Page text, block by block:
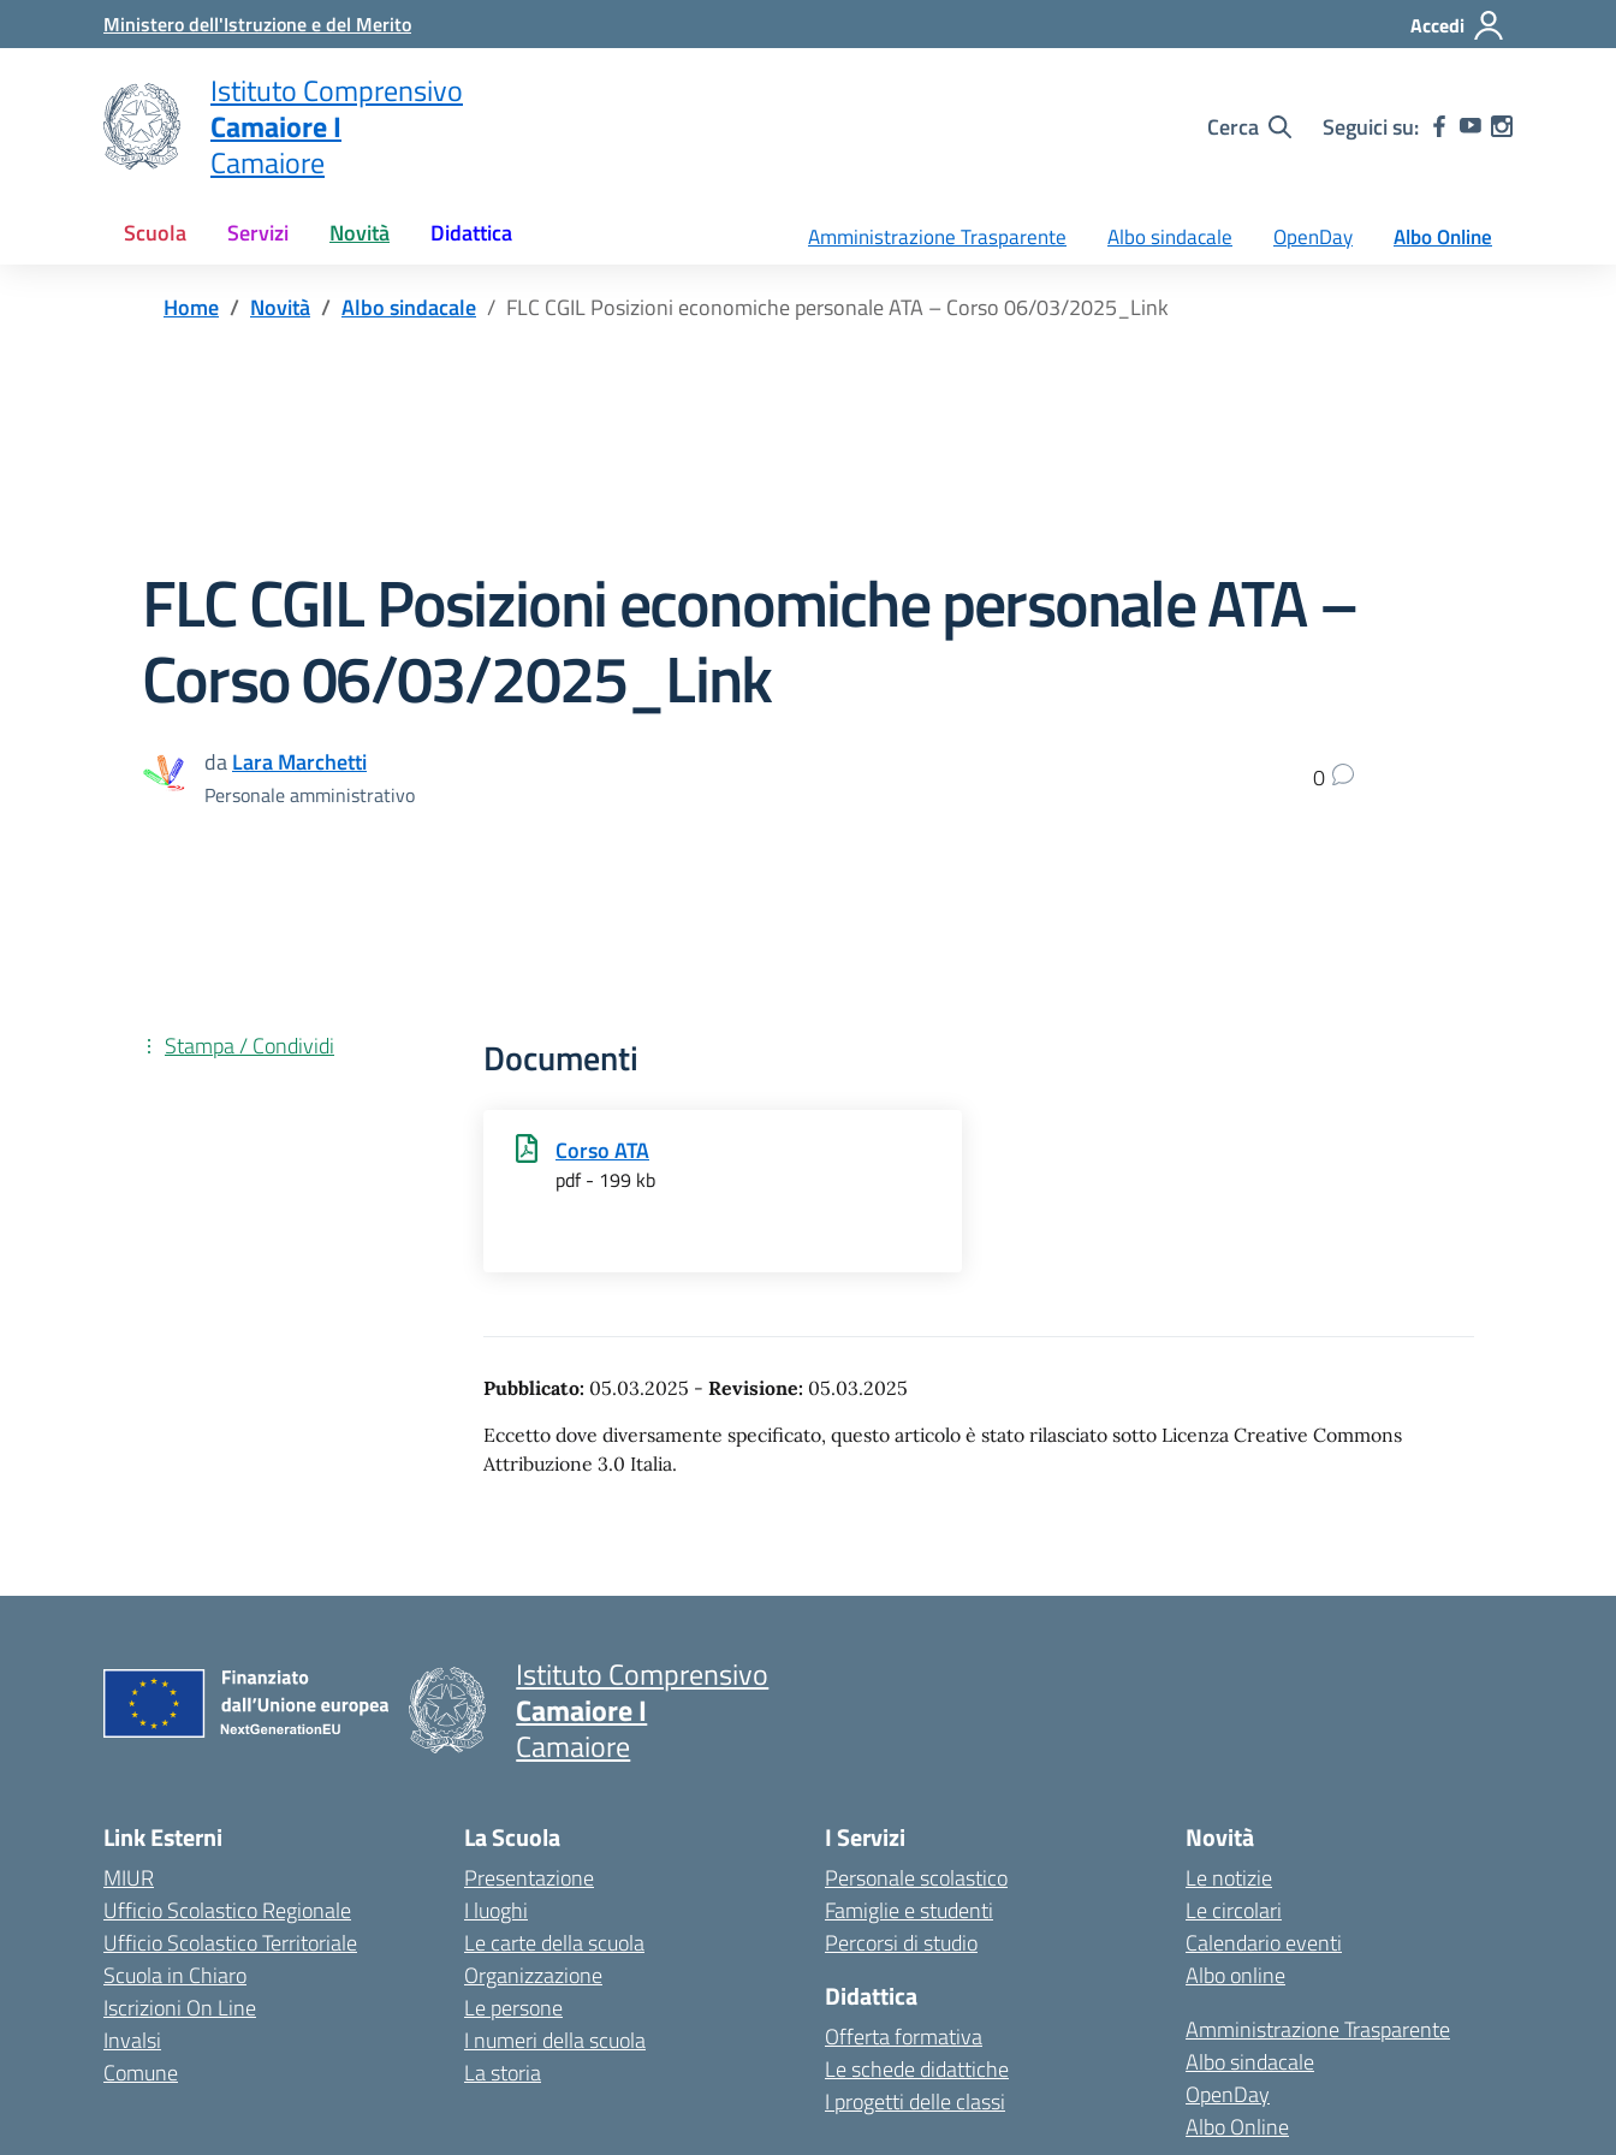
Vai ai contenuti
Vai al menu di navigazione
Ministero dell'Istruzione e del Merito Accedi
Istituto Comprensivo
Camaiore I
Camaiore
Cerca Seguici su:
Scuola Servizi Novità Didattica Amministrazione Trasparente Albo sindacale OpenDay Albo Online
Home Novità Albo sindacale FLC CGIL Posizioni economiche personale ATA – Corso 06/03/2025_Link
FLC CGIL Posizioni economiche personale ATA –
Corso 06/03/2025_Link
daLara Marchetti
Personale amministrativo
0
Documenti
Corso ATA
pdf - 199 kb
Pubblicato: 05.03.2025 - Revisione: 05.03.2025
Eccetto dove diversamente specificato, questo articolo è stato rilasciato sotto Licenza Creative Commons
Attribuzione 3.0 Italia.
Stampa / Condividi
Istituto Comprensivo
Camaiore I
Camaiore
Link Esterni
MIUR
Ufficio Scolastico Regionale
Ufficio Scolastico Territoriale
Scuola in Chiaro
Iscrizioni On Line
Invalsi
Comune
La Scuola
Presentazione
I luoghi
Le carte della scuola
Organizzazione
Le persone
I numeri della scuola
La storia
I Servizi
Personale scolastico
Famiglie e studenti
Percorsi di studio
Didattica
Offerta formativa
Le schede didattiche
I progetti delle classi
Novità
Le notizie
Le circolari
Calendario eventi
Albo online
Amministrazione Trasparente
Albo sindacale
OpenDay
Albo Online